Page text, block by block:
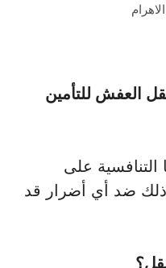
العفش للتأمين
التنافسية على
وذلك ضد أي أضرار قد